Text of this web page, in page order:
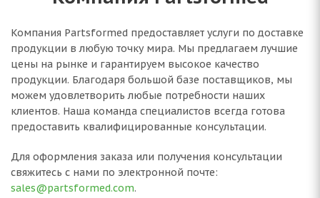
Компания Partsformed предоставляет услуги по доставке
продукции в любую точку мира. Мы предлагаем лучшие
цены на рынке и гарантируем высокое качество
продукции. Благодаря большой базе поставщиков, мы
можем удовлетворить любые потребности наших
клиентов. Наша команда специалистов всегда готова
предоставить квалифицированные консультации.
Для оформления заказа или получения консультации
свяжитесь с нами по электронной почте:
sales@partsformed.com.